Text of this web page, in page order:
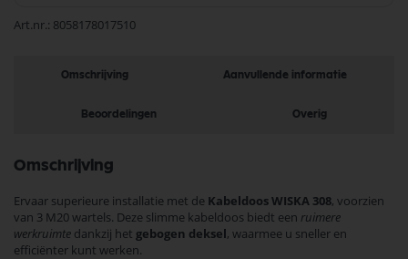
Art.nr. 8058178017510
Omschrijving Aanvullende informatie
Beoordelingen Overig
Omschrijving
Ervaar superieure installatie met de Kabeldoos WISKA 308, voorzien
van 3 M20 wartels. Deze slimme kabeldoos biedt een ruimere
werkruimte dankzij het gebogen deksel, waarmee u sneller en
efficiënter kunt werken.